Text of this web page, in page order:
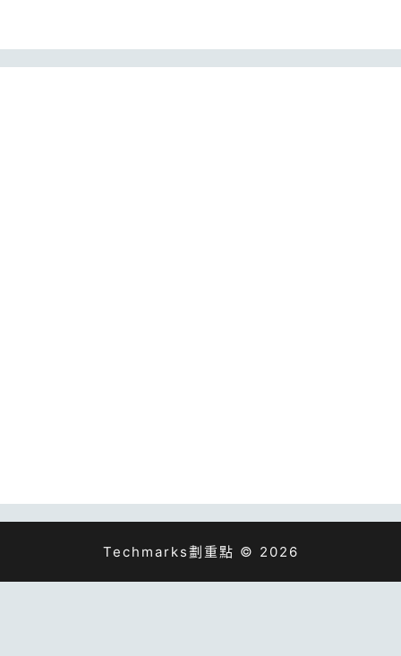
Techmarks劃重點 © 2026